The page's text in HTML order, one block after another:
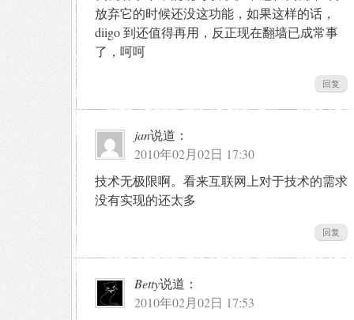
放弃它的时候还没这功能，如果这样的话，
diigo 到还值得再用，反正现在翻墙已成常事
了，呵呵
回复
jan说道：
2010年02月02日 17:30
技术无极限啊。看来互联网上对于技术的需求
没有实现的还太多
回复
Betty说道：
2010年02月02日 17:53